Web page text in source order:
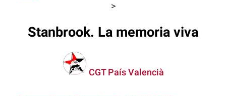
>
Stanbrook. La memoria viva
CGT País Valencià